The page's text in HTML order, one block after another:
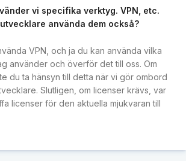
vi specifika verktyg. VPN, etc.
använda dem också?
VPN, och ja du kan använda vilka
använder och överför det till oss. Om
du ta hänsyn till detta när vi gör ombord
Slutligen, om licenser krävs, var
licenser för den aktuella mjukvaran till